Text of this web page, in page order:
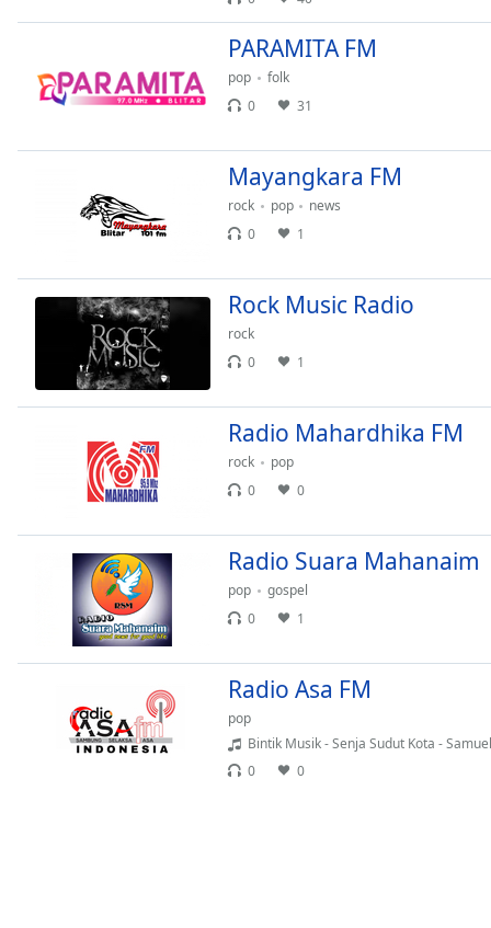
Track
in-
Picture
This
Beginning
Escape
window.
PARAMITA FM
pop
folk
0
31
Mayangkara FM
rock pop
news
0
1
Rock Music Radio
rock
0
1
Radio Mahardhika FM
rock
pop
0
0
Radio Suara Mahanaim
pop
gospel
0
1
Radio Asa FM
pop
Bintik Musik - Senja Sudut Kota - Samuel Cipta || -
0
0